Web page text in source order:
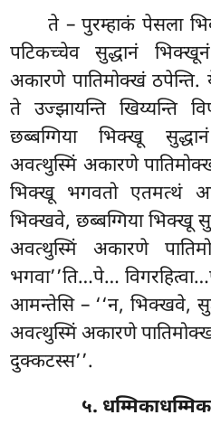
ते – पुरम्हाकं पेसला
पटिकच्चेव सुद्धानं
अकारणे पातिमोक्खं
ते उज्झायन्ति खिय्यन्ति
छब्बग्गिया भिक्खू
अवत्थुस्मिं अकारणे
भिक्खू भगवतो एतमत्थं
भिक्खवे, छब्बग्गिया भिक्खू
अवत्थुस्मिं अकारणे
भगवा’’ति…पे…
आमन्तेसि – ‘‘न, भिक्खवे,
अवत्थुस्मिं अकारणे
दुक्कटस्स’’.
५.